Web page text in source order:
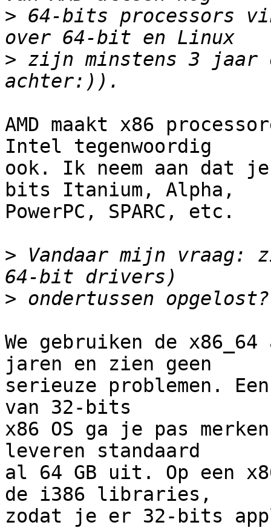
> 64-bits processors
> zijn minstens 3
AMD maakt x86
Intel tegenwoordig
ook. Ik neem aan dat
bits Itanium, Alpha,
PowerPC, SPARC, etc.
> Vandaar mijn vraag:
>
We gebruiken de
jaren en zien geen
serieuze problemen.
van 32-bits
x86 OS ga je pas
leveren standaard
al 64 GB uit. Op een
de i386 libraries,
zodat je er 32-bits